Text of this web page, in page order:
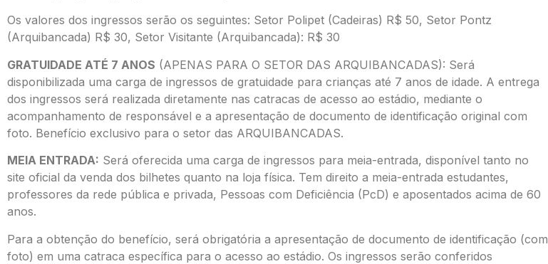
Os valores dos ingressos serão os seguintes: Setor Polipet (Cadeiras) R$ 50, Setor Pontz
(Arquibancada) R$ 30, Setor Visitante (Arquibancada): R$ 30
GRATUIDADE ATÉ 7 ANOS (APENAS PARA O SETOR DAS ARQUIBANCADAS): Será
disponibilizada uma carga de ingressos de gratuidade para crianças até 7 anos de idade. A entrega
dos ingressos será realizada diretamente nas catracas de acesso ao estádio, mediante o
acompanhamento de responsável e a apresentação de documento de identificação original com
foto. Benefício exclusivo para o setor das ARQUIBANCADAS.
MEIA ENTRADA: Será oferecida uma carga de ingressos para meia-entrada, disponível tanto no
site oficial da venda dos bilhetes quanto na loja física. Tem direito a meia-entrada estudantes,
professores da rede pública e privada, Pessoas com Deficiência (PcD) e aposentados acima de 60
anos.
Para a obtenção do benefício, será obrigatória a apresentação de documento de identificação (com
foto) em uma catraca específica para o acesso ao estádio. Os ingressos serão conferidos